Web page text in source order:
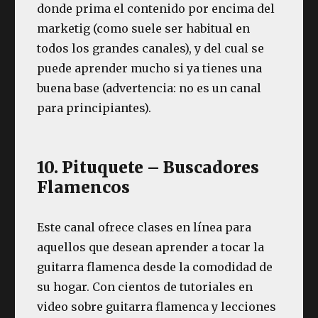
donde prima el contenido por encima del
marketig (como suele ser habitual en
todos los grandes canales), y del cual se
puede aprender mucho si ya tienes una
buena base (advertencia: no es un canal
para principiantes).
10. Pituquete – Buscadores
Flamencos
Este canal ofrece clases en línea para
aquellos que desean aprender a tocar la
guitarra flamenca desde la comodidad de
su hogar. Con cientos de tutoriales en
video sobre guitarra flamenca y lecciones